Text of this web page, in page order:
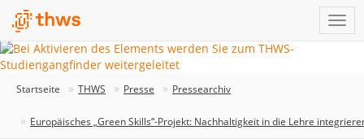
Startseite THWS Presse Pressearchiv
Europäisches „Green Skills“-Projekt: Nachhaltigkeit in die Lehre